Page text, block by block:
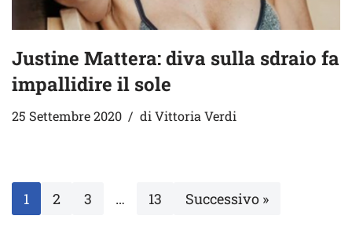
Justine Mattera: diva sulla sdraio fa
impallidire il sole
25 Settembre 2020 di Vittoria Verdi
1 2 3 … 13 Successivo »